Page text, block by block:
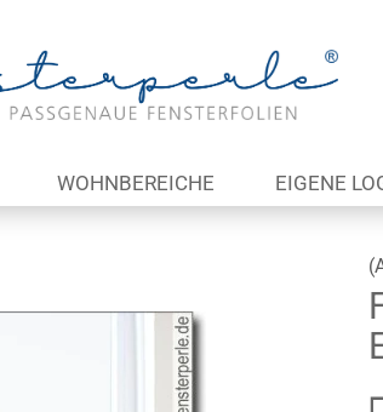
Lieferland
WOHNBEREICHE EIGENE